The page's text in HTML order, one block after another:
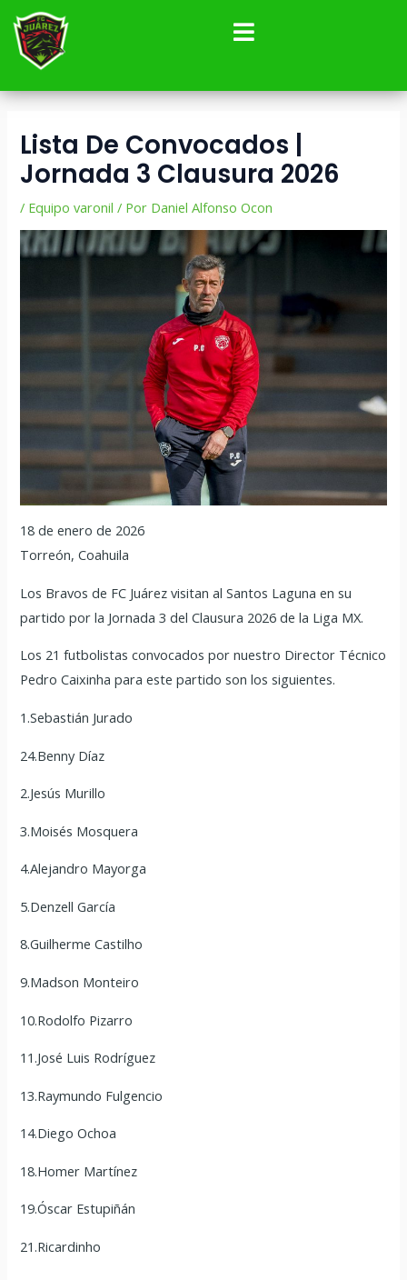
contenido
Lista De Convocados |
Jornada 3 Clausura 2026
/ Equipo varonil / Por Daniel Alfonso Ocon
18 de enero de 2026
Torreón, Coahuila
Los Bravos de FC Juárez visitan al Santos Laguna en su
partido por la Jornada 3 del Clausura 2026 de la Liga MX.
Los 21 futbolistas convocados por nuestro Director Técnico
Pedro Caixinha para este partido son los siguientes.
1.Sebastián Jurado
24.Benny Díaz
2.Jesús Murillo
3.Moisés Mosquera
4.Alejandro Mayorga
5.Denzell García
8.Guilherme Castilho
9.Madson Monteiro
10.Rodolfo Pizarro
11.José Luis Rodríguez
13.Raymundo Fulgencio
14.Diego Ochoa
18.Homer Martínez
19.Óscar Estupiñán
21.Ricardinho
Navegación
de
entradas